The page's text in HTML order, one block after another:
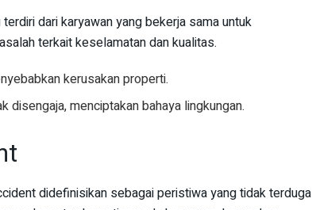
dari karyawan yang bekerja sama untuk
terkait keselamatan dan kualitas.
kerusakan properti.
disengaja, menciptakan bahaya lingkungan.
didefinisikan sebagai peristiwa yang tidak terduga